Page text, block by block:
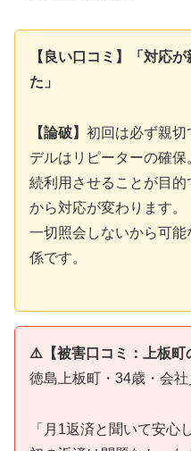
【良い口コミ】「対応
た」
【論破】 初回は必ず親切
デルはリピーターの確
続利用させることが目
から対応が変わります
一切照会しないから可
係です。
⚠️【被害口コミ：上板町
徳島上板町・34歳・会
「月1返済と聞いて安心